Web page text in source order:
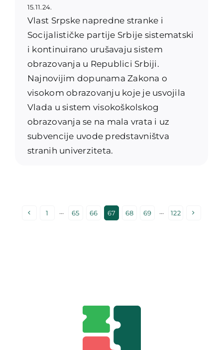
15.11.24.
Vlast Srpske napredne stranke i
Socijalističke partije Srbije sistematski
i kontinuirano urušavaju sistem
obrazovanja u Republici Srbiji.
Najnovijim dopunama Zakona o
visokom obrazovanju koje je usvojila
Vlada u sistem visokoškolskog
obrazovanja se na mala vrata i uz
subvencije uvode predstavništva
stranih univerziteta.
1 ··· 65 66 67 68 69 ··· 122